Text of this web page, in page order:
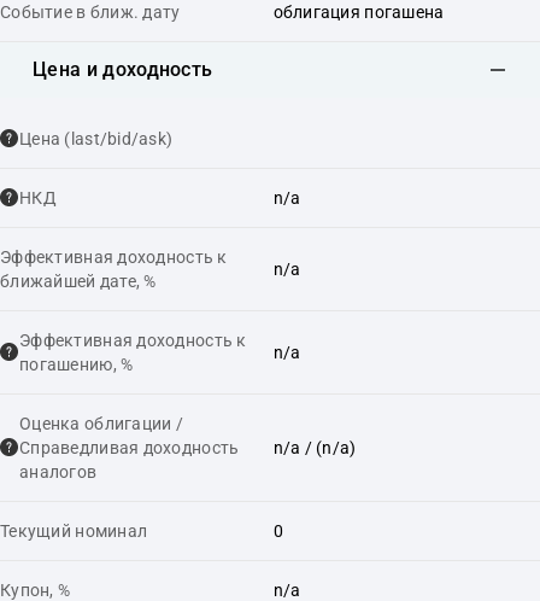
Событие в ближ. дату облигация погашена
Цена и доходность
Цена (last/bid/ask)
НКД n/a
Эффективная доходность к
ближайшей дате, %
n/a
Эффективная доходность к
погашению, %
n/a
Оценка облигации /
Справедливая доходность
аналогов
n/a / (n/a)
Текущий номинал 0
Купон, % n/a